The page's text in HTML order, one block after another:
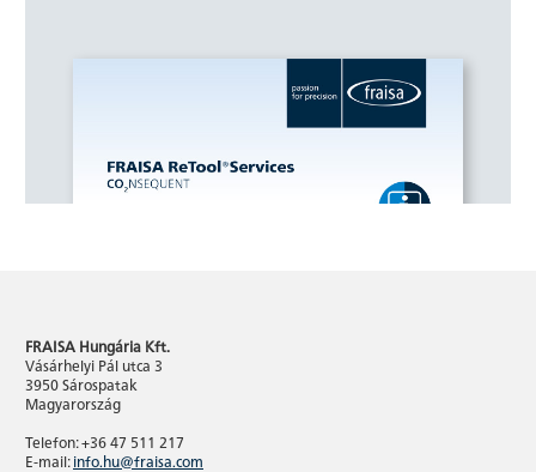
FRAISA Hungária Kft.
Vásárhelyi Pál utca 3
3950 Sárospatak
Magyarország
Telefon: +36 47 511 217
E-mail:info.hu@fraisa.com